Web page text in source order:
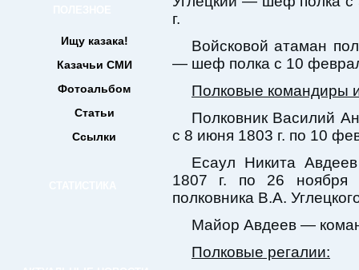
Ищу казака!
Казачьи СМИ
Фотоальбом
Статьи
Ссылки
г.
Войсковой атаман
— шеф полка с 10
Полковые командиры
Полковник Василий
с 8 июня 1803 г. по 10
Есаул Никита
1807 г. по 26 ноября
полковника В.А.
Майор Авдеев —
Полковые регалии: